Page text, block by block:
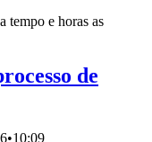
tempo e horas as
de
•10:09